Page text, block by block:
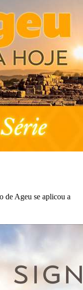
de Ageu se aplicou a